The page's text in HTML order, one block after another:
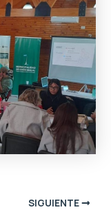
SIGUIENTE